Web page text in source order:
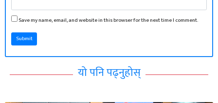
Save my name, email, and website in this browser for the next time I comment.
Submit
यो पनि पढ्नुहोस्